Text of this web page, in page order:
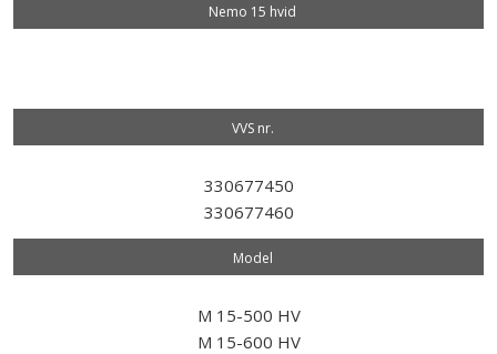
Nemo 15 hvid
VVS nr.​
330677450
330677460
Model​
M 15-500 HV
M 15-600 HV